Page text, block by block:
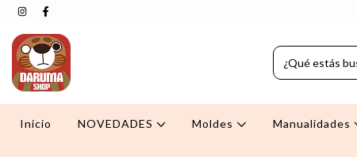
Inicio NOVEDADES Moldes Manualidades